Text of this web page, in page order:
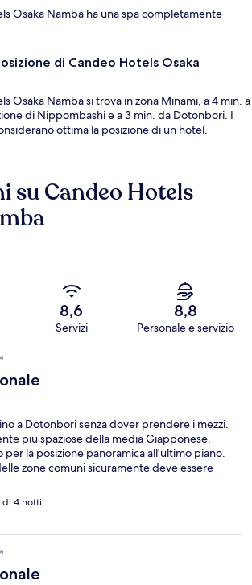
Osaka Namba ha una spa completamente
di Candeo Hotels Osaka
Osaka Namba si trova in zona Minami, a 4 min. a
di Nippombashi e a 3 min. da Dotonbori. I
ottima la posizione di un hotel.
su Candeo Hotels
8,6
Servizi
8,8
Personale e servizio
a Dotonbori senza dover prendere i mezzi.
piu spaziose della media Giapponese.
la posizione panoramica all'ultimo piano.
zone comuni sicuramente deve essere
di 4 notti